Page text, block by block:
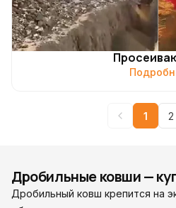
1 2
Дробильные ковши —
Дробильный ковш крепится на